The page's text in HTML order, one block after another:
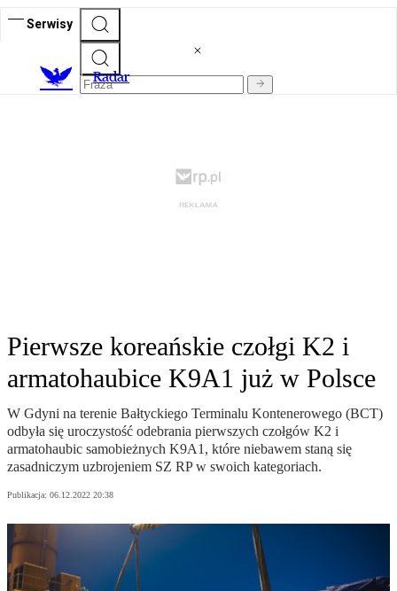
Serwisy
Radar
Pierwsze koreańskie czołgi K2 i
armatohaubice K9A1 już w Polsce
W Gdyni na terenie Bałtyckiego Terminalu Kontenerowego (BCT)
odbyła się uroczystość odebrania pierwszych czołgów K2 i
armatohaubic samobieżnych K9A1, które niebawem staną się
zasadniczym uzbrojeniem SZ RP w swoich kategoriach.
Publikacja: 06.12.2022 20:38